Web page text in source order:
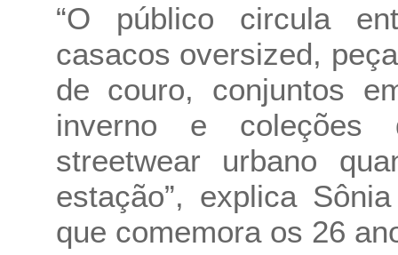
“O público circula
casacos oversized,
de couro, conjuntos
inverno e coleções
streetwear urbano
estação”, explica
que comemora os 26